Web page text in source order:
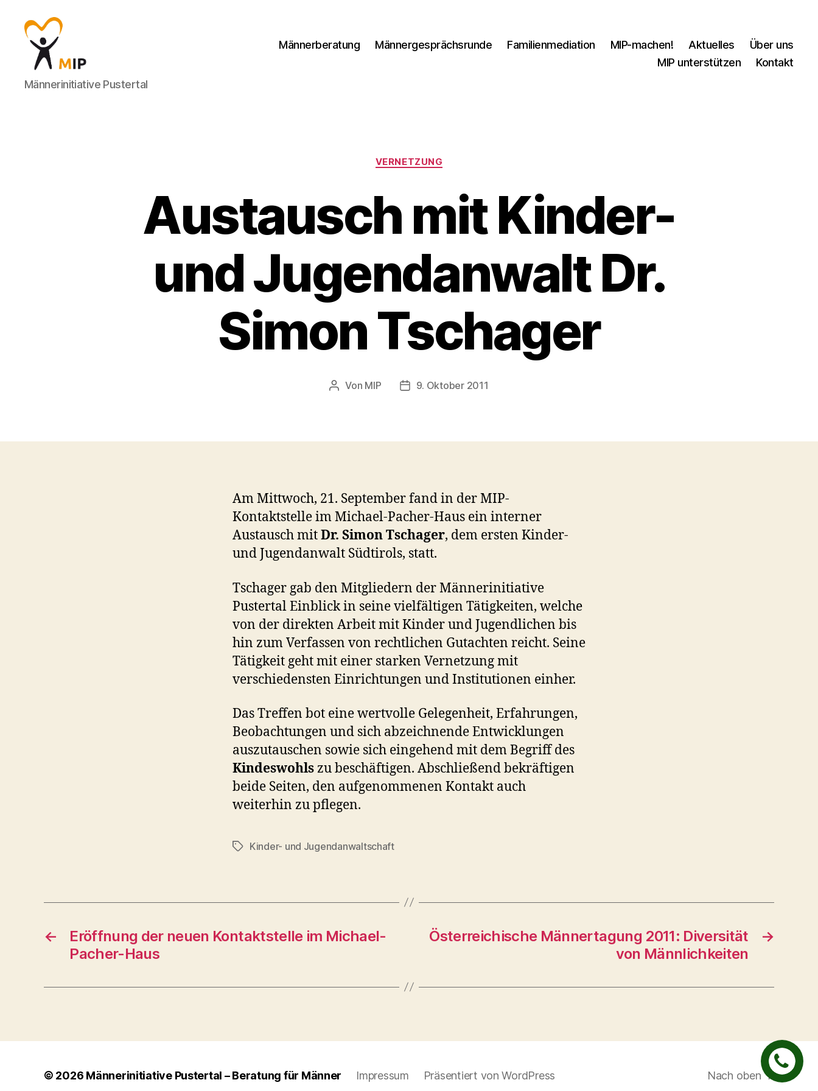
Männerinitiative
Pustertal
Männerinitiative Pustertal
Männerberatung Männergesprächsrunde Familienmediation MIP-machen! Aktuelles
Über uns
MIP unterstützen
Kontakt
Kategorien
VERNETZUNG
Austausch mit Kinder-
und Jugendanwalt Dr.
Simon Tschager
Beitragsautor
Von MIP Veröffentlichungsdatum
9. Oktober 2011
Am Mittwoch, 21. September fand in der MIP-
Kontaktstelle im Michael-Pacher-Haus ein interner
Austausch mitDr. Simon Tschager, dem ersten Kinder-
und Jugendanwalt Südtirols, statt.
Tschager gab den Mitgliedern der Männerinitiative
Pustertal Einblick in seine vielfältigen Tätigkeiten, welche
von der direkten Arbeit mit Kinder und Jugendlichen bis
hin zum Verfassen von rechtlichen Gutachten reicht. Seine
Tätigkeit geht mit einer starken Vernetzung mit
verschiedensten Einrichtungen und Institutionen einher.
Das Treffen bot eine wertvolle Gelegenheit, Erfahrungen,
Beobachtungen und sich abzeichnende Entwicklungen
auszutauschen sowie sich eingehend mit dem Begriff des
Kindeswohlszu beschäftigen. Abschließend bekräftigen
beide Seiten, den aufgenommenen Kontakt auch
weiterhin zu pflegen.
Schlagwörter
Kinder- und Jugendanwaltschaft
←
Eröffnung der neuen Kontaktstelle im Michael-
Pacher-Haus
→
Österreichische Männertagung 2011: Diversität
von Männlichkeiten
© 2026 Männerinitiative Pustertal – Beratung für Männer Impressum Präsentiert von WordPress Nach oben↑